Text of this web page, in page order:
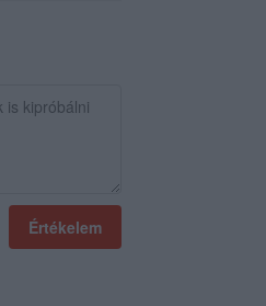
Értékelem